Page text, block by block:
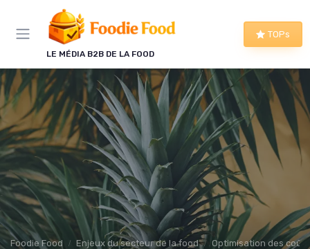
LE MÉDIA B2B DE LA FOOD
TOPs
Foodie Food Enjeux du secteur de la food Optimisation des coûts
Panneau de gestion des cookies